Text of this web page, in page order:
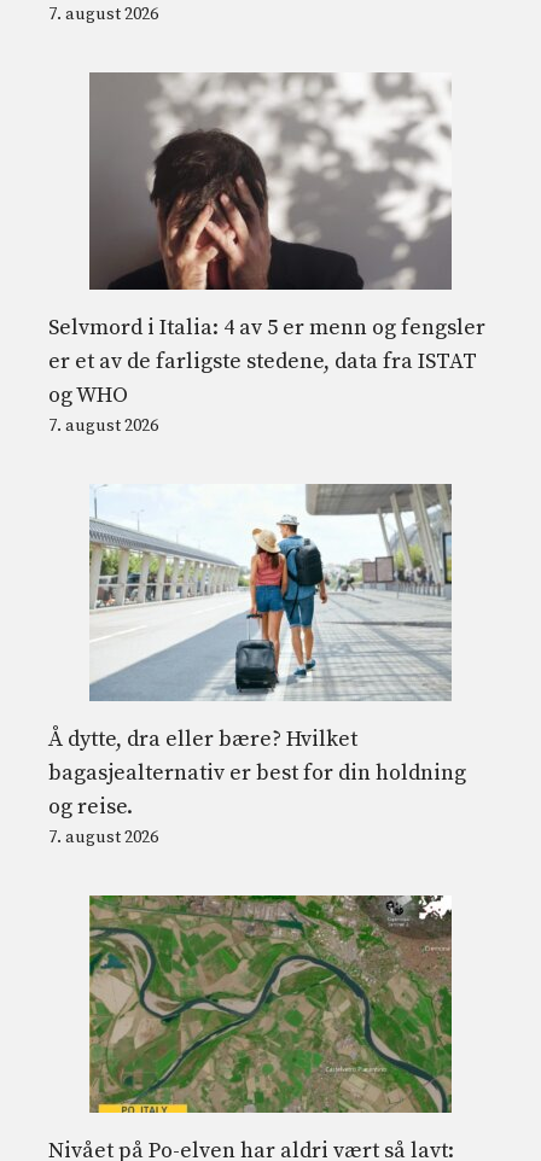
7. august 2026
Selvmord i Italia: 4 av 5 er menn og fengsler
er et av de farligste stedene, data fra ISTAT
og WHO
7. august 2026
Å dytte, dra eller bære? Hvilket
bagasjealternativ er best for din holdning
og reise.
7. august 2026
Nivået på Po-elven har aldri vært så lavt: